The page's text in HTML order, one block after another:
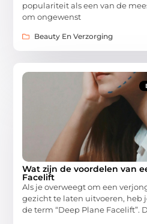
populariteit als een van de
om ongewenst
Beauty En Verzorging
Wat zijn de voordelen van
Facelift
Als je overweegt om een
gezicht te laten uitvoeren, heb
de term “Deep Plane Facelift”.